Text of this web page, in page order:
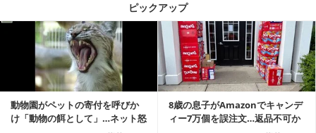
ピックアップ
動物園がペットの寄付を呼びか
け「動物の餌として」…ネット怒
8歳の息子がAmazonでキャンデ
ィー7万個を誤注文…返品不可か
記事を読む